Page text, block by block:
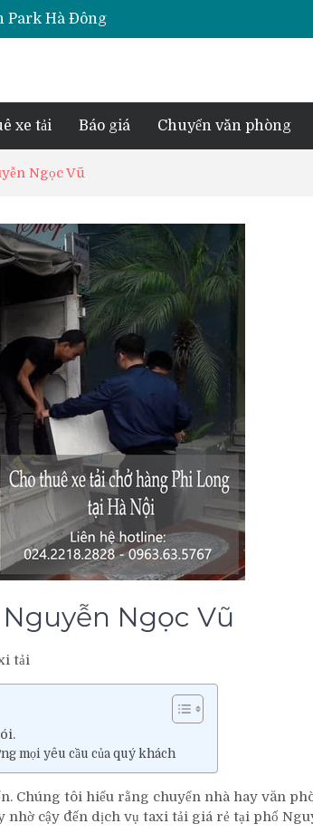
Lãm
xe tải Báo giá Chuyển văn phòng
Ngọc Vũ
Ngọc Vũ
tải
mọi yêu cầu của quý khách
Chúng tôi hiểu rằng chuyển nhà hay văn
nhờ cậy đến dịch vụ taxi tải giá rẻ tại phố